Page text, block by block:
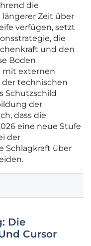
die
Zeit über
verfügen, setzt
die
und den
Boden
mit externen
technischen
Schutzschild
der
dass die
eine neue Stufe
der
Schlagkraft über
Die
Cursor